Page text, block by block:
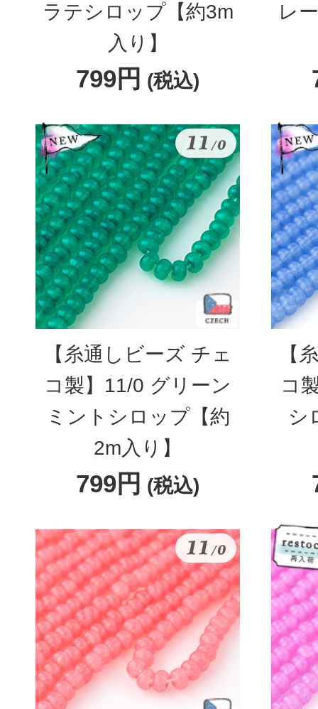
ラテシロップ【約3m
入り】
799円 (税込)
レ
【糸通しビーズ チェ
コ製】11/0 グリーン
ミントシロップ【約
2m入り】
799円 (税込)
【
コ
シ